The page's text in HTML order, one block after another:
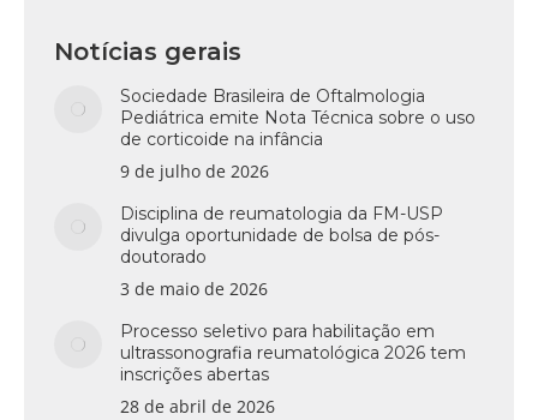
Notícias gerais
Sociedade Brasileira de Oftalmologia
Pediátrica emite Nota Técnica sobre o uso
de corticoide na infância
9 de julho de 2026
Disciplina de reumatologia da FM-USP
divulga oportunidade de bolsa de pós-
doutorado
3 de maio de 2026
Processo seletivo para habilitação em
ultrassonografia reumatológica 2026 tem
inscrições abertas
28 de abril de 2026